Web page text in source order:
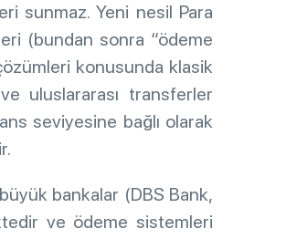
sunmaz. Yeni nesil Para
(bundan sonra “ödeme
konusunda klasik
uluslararası transferler
seviyesine bağlı olarak
bankalar (DBS Bank,
ve ödeme sistemleri